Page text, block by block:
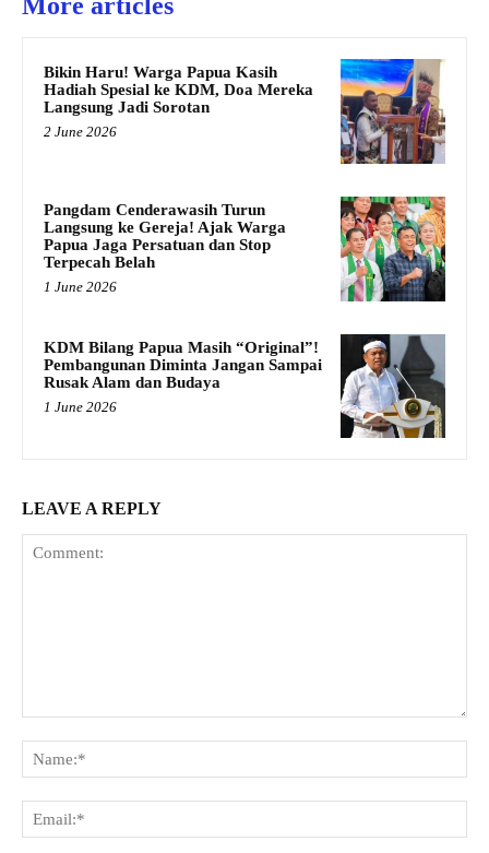
More articles
Bikin Haru! Warga Papua Kasih
Hadiah Spesial ke KDM, Doa Mereka
Langsung Jadi Sorotan
2 June 2026
Pangdam Cenderawasih Turun
Langsung ke Gereja! Ajak Warga
Papua Jaga Persatuan dan Stop
Terpecah Belah
1 June 2026
KDM Bilang Papua Masih “Original”!
Pembangunan Diminta Jangan Sampai
Rusak Alam dan Budaya
1 June 2026
LEAVE A REPLY